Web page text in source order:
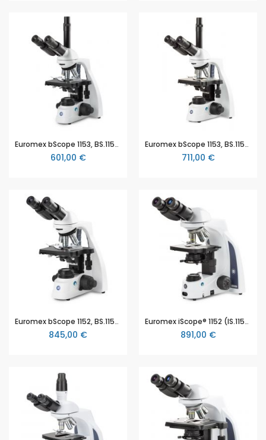
Euromex bScope 1153, BS.1153‑EPL, trinokulares Durchlichtmikroskop, Lehrermikroskop, semi Plan Objektive, mit 40x - 1000x Vergrößerung, LED, Akkubetrieb, Kreuztisch
601,00 €
Euromex bScope 1153, BS.1153‑EPLi, trinokulares Durchlichtmikroskop, Lehrermikroskop, semi Plan Objektive, mit 40x - 1000x Vergrößerung, LED, Akkubetrieb, Kreuztisch
711,00 €
Euromex bScope 1152, BS.1152‑PLi, binokulares Durchlichtmikroskop, Lehrermikroskop, Plan Objektive, mit 40x - 1000x Vergrößerung, LED, Akkubetrieb, Kreuztisch
845,00 €
Euromex iScope® 1152 (IS.1152-EPL), binokulares Labormikroskop, unendlich Optik, eplan Objektive, 40x bis 1000x Vergrößerung, Kreuztisch, 3W NeoLED™
891,00 €